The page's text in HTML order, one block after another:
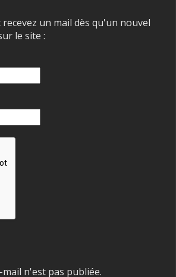
un mail dès qu'un nouvel
le site :
n'est pas publiée.